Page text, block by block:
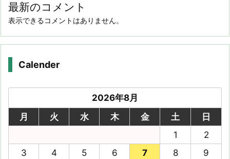
最新のコメント
表示できるコメントはありません。
Calender
2026年8月
月
火 水 木 金 土
日
1
2
3
4 5 6 7 8
9